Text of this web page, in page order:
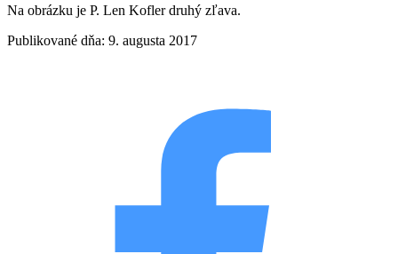
Na obrázku je P. Len Kofler druhý zľava.
Publikované dňa: 9. augusta 2017